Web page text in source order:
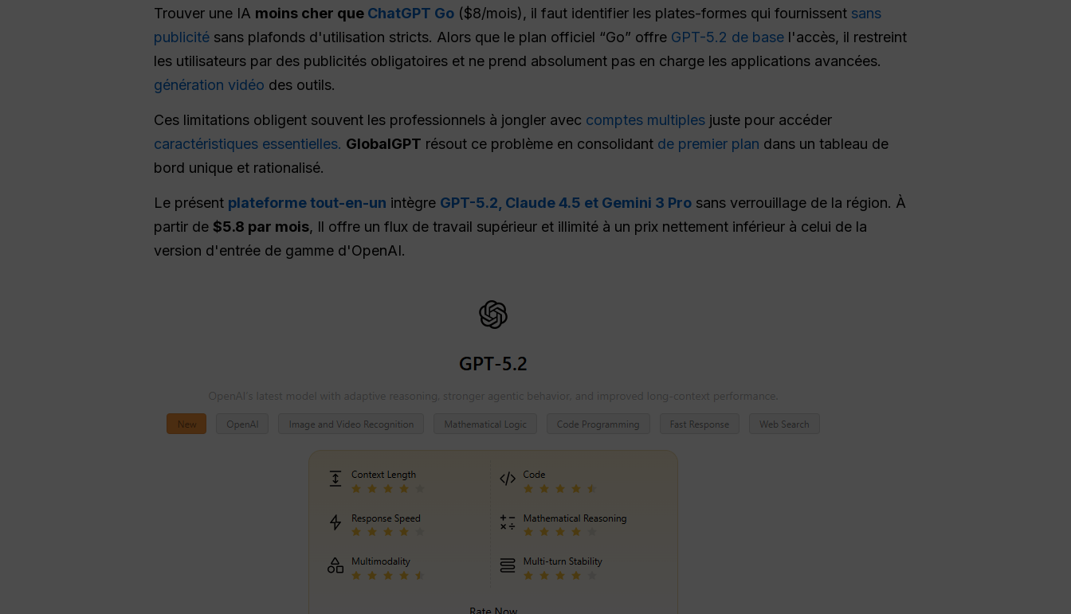
Trouver une IA moins cher que ChatGPT Go ($8/mois), il faut identifier les plates-formes qui fournissent sans
publicité sans plafonds d'utilisation stricts. Alors que le plan officiel “Go” offre GPT-5.2 de base l'accès, il restreint
les utilisateurs par des publicités obligatoires et ne prend absolument pas en charge les applications avancées.
génération vidéo des outils.
Ces limitations obligent souvent les professionnels à jongler avec comptes multiples juste pour accéder
caractéristiques essentielles. GlobalGPT résout ce problème en consolidant de premier plan dans un tableau de
bord unique et rationalisé.
Le présent plateforme tout-en-un intègre GPT-5.2, Claude 4.5 et Gemini 3 Pro sans verrouillage de la région. À
partir de $5.8 par mois, Il offre un flux de travail supérieur et illimité à un prix nettement inférieur à celui de la
version d'entrée de gamme d'OpenAI.